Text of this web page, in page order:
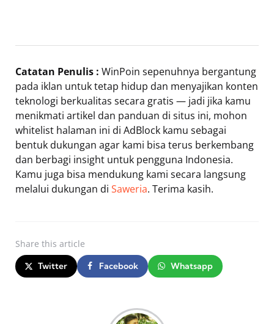
Catatan Penulis : WinPoin sepenuhnya bergantung
pada iklan untuk tetap hidup dan menyajikan konten
teknologi berkualitas secara gratis — jadi jika kamu
menikmati artikel dan panduan di situs ini, mohon
whitelist halaman ini di AdBlock kamu sebagai
bentuk dukungan agar kami bisa terus berkembang
dan berbagi insight untuk pengguna Indonesia.
Kamu juga bisa mendukung kami secara langsung
melalui dukungan di Saweria. Terima kasih.
Share this article
Twitter Facebook Whatsapp